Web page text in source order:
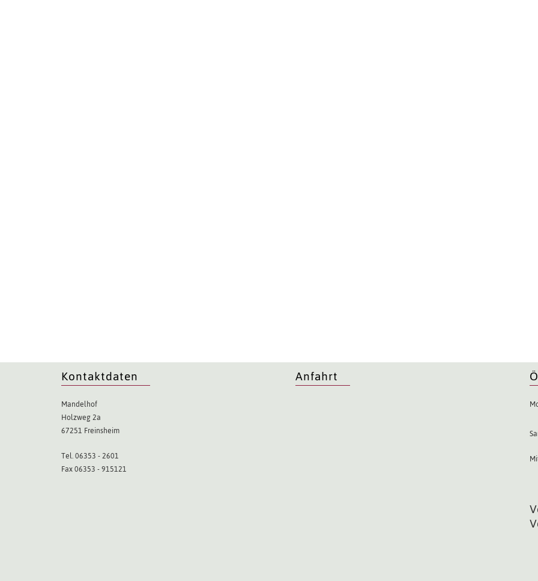
Kontaktdaten
Mandelhof
Holzweg 2a
67251 Freinsheim
Tel. 06353 - 2601
Fax 06353 - 915121
Anfahrt